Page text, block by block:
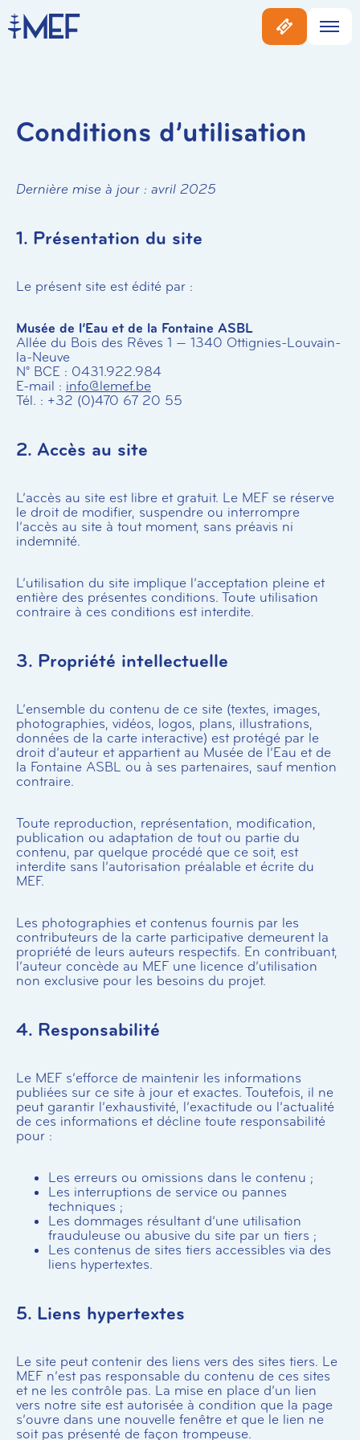
Conditions d’utilisation
Dernière mise à jour : avril 2025
1. Présentation du site
Le présent site est édité par :
Musée de l’Eau et de la Fontaine ASBL
Allée du Bois des Rêves 1 — 1340 Ottignies-Louvain-
la-Neuve
N° BCE : 0431.922.984
E-mail : info@lemef.be
Tél. : +32 (0)470 67 20 55
2. Accès au site
L’accès au site est libre et gratuit. Le MEF se réserve
le droit de modifier, suspendre ou interrompre
l’accès au site à tout moment, sans préavis ni
indemnité.
L’utilisation du site implique l’acceptation pleine et
entière des présentes conditions. Toute utilisation
contraire à ces conditions est interdite.
3. Propriété intellectuelle
L’ensemble du contenu de ce site (textes, images,
photographies, vidéos, logos, plans, illustrations,
données de la carte interactive) est protégé par le
droit d’auteur et appartient au Musée de l’Eau et de
la Fontaine ASBL ou à ses partenaires, sauf mention
contraire.
Toute reproduction, représentation, modification,
publication ou adaptation de tout ou partie du
contenu, par quelque procédé que ce soit, est
interdite sans l’autorisation préalable et écrite du
MEF.
Les photographies et contenus fournis par les
contributeurs de la carte participative demeurent la
propriété de leurs auteurs respectifs. En contribuant,
l’auteur concède au MEF une licence d’utilisation
non exclusive pour les besoins du projet.
4. Responsabilité
Le MEF s’efforce de maintenir les informations
publiées sur ce site à jour et exactes. Toutefois, il ne
peut garantir l’exhaustivité, l’exactitude ou l’actualité
de ces informations et décline toute responsabilité
pour :
Les erreurs ou omissions dans le contenu ;
Les interruptions de service ou pannes
techniques ;
Les dommages résultant d’une utilisation
frauduleuse ou abusive du site par un tiers ;
Les contenus de sites tiers accessibles via des
liens hypertextes.
5. Liens hypertextes
Le site peut contenir des liens vers des sites tiers. Le
MEF n’est pas responsable du contenu de ces sites
et ne les contrôle pas. La mise en place d’un lien
vers notre site est autorisée à condition que la page
s’ouvre dans une nouvelle fenêtre et que le lien ne
soit pas présenté de façon trompeuse.